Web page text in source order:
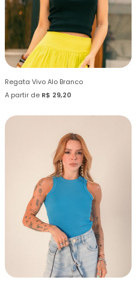
Regata Vivo Alo Branco
A partir de R$ 29,20